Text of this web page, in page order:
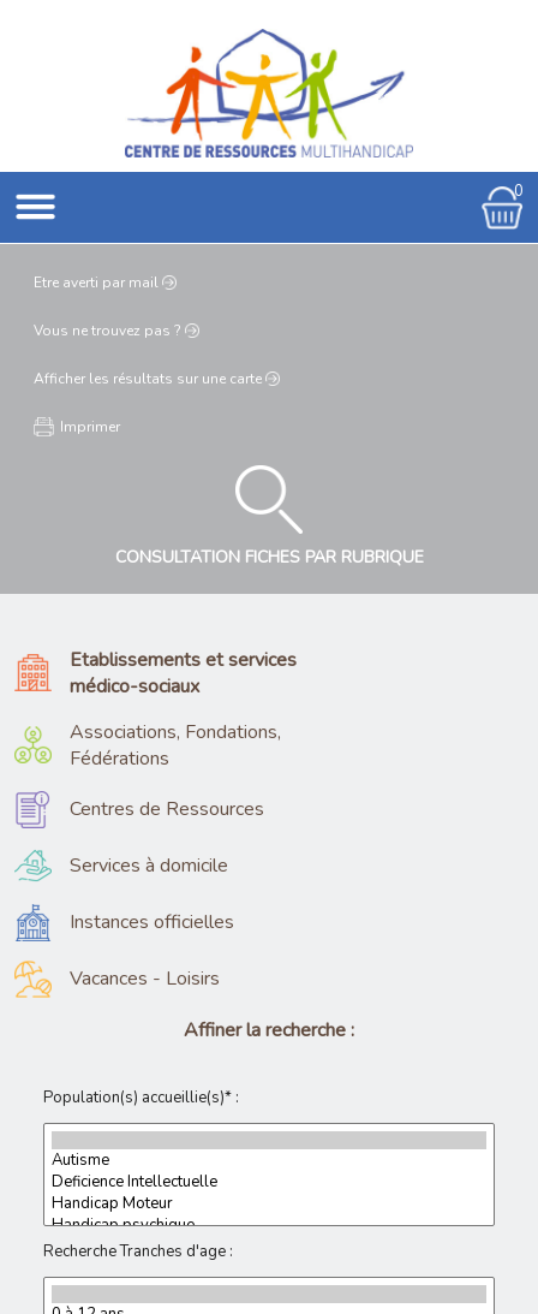
0
Etre averti par mail
Vous netrouvez pas ?
Afficher les résultats sur une carte
Imprimer
CONSULTATION FICHES PAR RUBRIQUE
Etablissements et services
médico-sociaux
Associations, Fondations,
Fédérations
Centres de Ressources
Services à domicile
Instances officielles
Vacances - Loisirs
Affiner la recherche :
Population(s) accueillie(s)* :
Recherche Tranches d'age :